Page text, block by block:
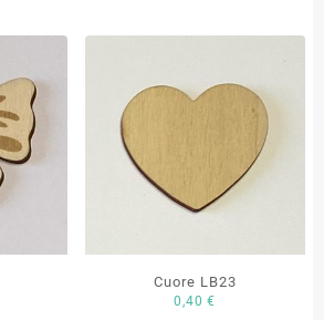
Cuore LB23
0,40€